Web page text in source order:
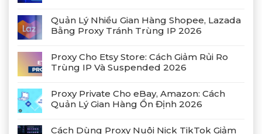
Quản Lý Nhiều Gian Hàng Shopee, Lazada
Bằng Proxy Tránh Trùng IP 2026
Proxy Cho Etsy Store: Cách Giảm Rủi Ro
Trùng IP Và Suspended 2026
Proxy Private Cho eBay, Amazon: Cách
Quản Lý Gian Hàng Ổn Định 2026
Cách Dùng Proxy Nuôi Nick TikTok Giảm